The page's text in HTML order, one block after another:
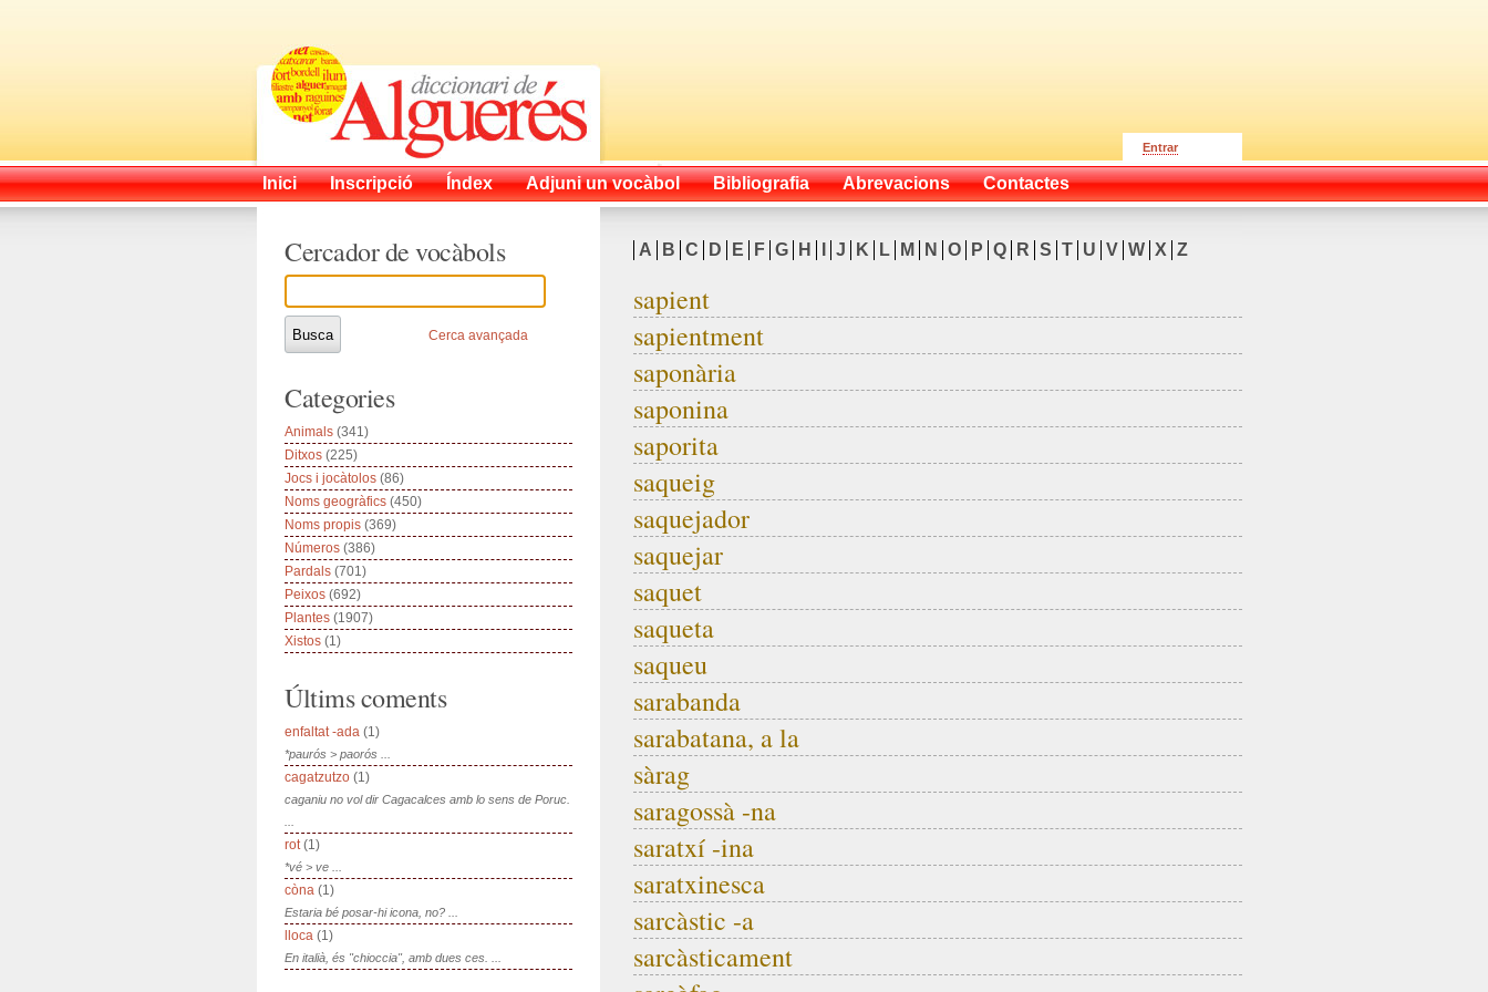
Entrar
Inici Inscripció Índex Adjuni un vocàbol Bibliografia Abrevacions Contactes
A B C D E F G H J K L M N O P Q R S T U V W X Z
sapient
sapientment
saponària
saponina
saporita
saqueig
saquejador
saquejar
saquet
saqueta
saqueu
sarabanda
sarabatana, a la
sàrag
saragossà -na
saratxí -ina
saratxinesca
sarcàstic -a
sarcàsticament
Cercador de vocàbols
Cerca avançada
Categories
Animals (341)
Ditxos (225)
Jocs i jocàtolos (86)
Noms geogràfics (450)
Noms propis (369)
Números (386)
Pardals (701)
Peixos (692)
Plantes (1907)
Xistos (1)
Últims coments
enfaltat -ada (1)
*paurós > paorós ...
cagatzutzo (1)
caganiu no vol dir Cagacalces amb lo sens de Poruc.
rot(1)
*vé > ve ...
còna (1)
Estaria bé posar-hi icona, no? ...
lloca (1)
En italià, és "chioccia", amb dues ces. ...